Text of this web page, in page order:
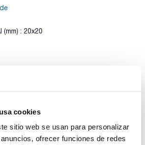
cookies
sitio web se usan para personalizar
ofrecer funciones de redes
(mm) : 20x20
de 0,15mm de espesor,
del cubreobjetos frente a la
COA
Regístrate para